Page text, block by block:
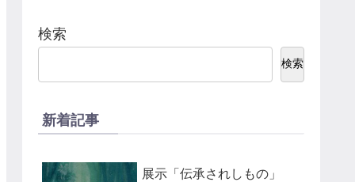
検索
検索
新着記事
展示「伝承されしもの」